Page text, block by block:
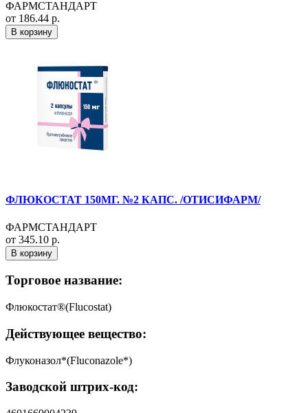
ФАРМСТАНДАРТ
от 186.44 р.
В корзину
ФЛЮКОСТАТ 150МГ. №2 КАПС. /ОТИСИФАРМ/
ФАРМСТАНДАРТ
от 345.10 р.
В корзину
Торговое название:
Флюкостат®(Flucostat)
Действующее вещество:
Флуконазол*(Fluconazole*)
Заводской штрих-код: